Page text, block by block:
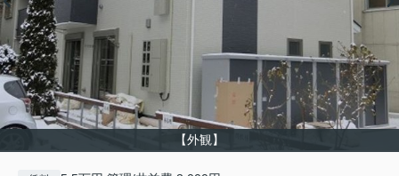
【外観】